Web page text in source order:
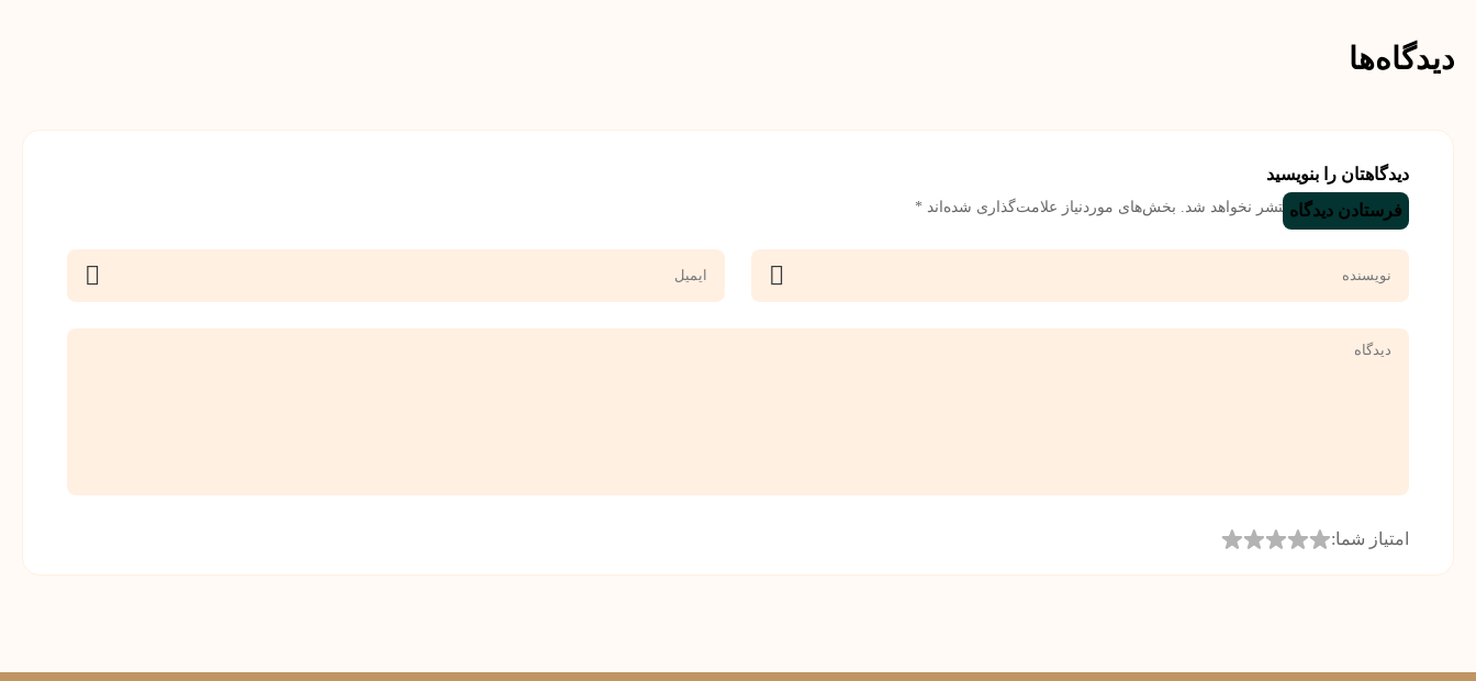
دیدگاه‌ها
دیدگاهتان را بنویسید
نشانی ایمیل شما منتشر نخواهد شد. بخش‌های موردنیاز علامت‌گذاری شده‌اند *
امتیاز شما: